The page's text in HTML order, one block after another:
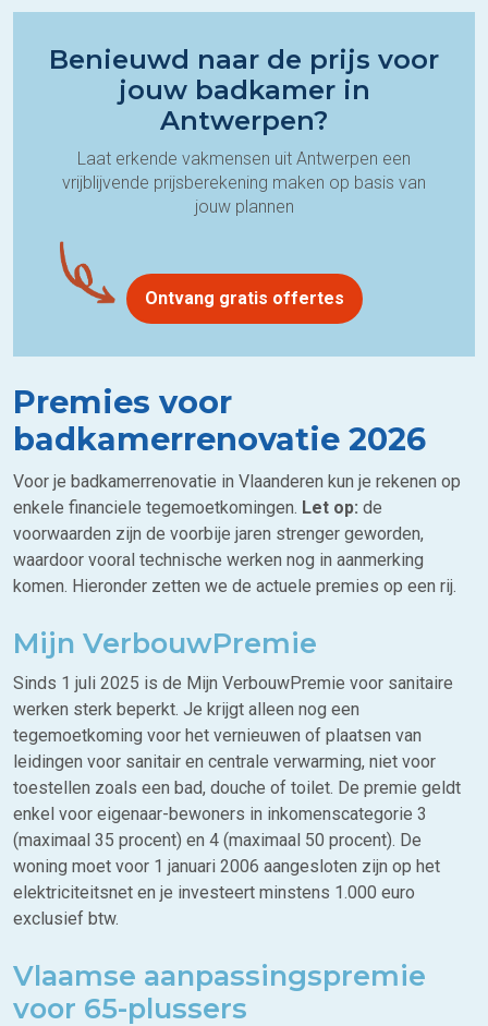
Benieuwd naar de prijs voor
jouw badkamer in
Antwerpen?
Laat erkende vakmensen uit Antwerpen een
vrijblijvende prijsberekening maken op basis van
jouw plannen
Ontvang gratis offertes
Premies voor
badkamerrenovatie 2026
Voor je badkamerrenovatie in Vlaanderen kun je rekenen op
enkele financiele tegemoetkomingen. Let op: de
voorwaarden zijn de voorbije jaren strenger geworden,
waardoor vooral technische werken nog in aanmerking
komen. Hieronder zetten we de actuele premies op een rij.
Mijn VerbouwPremie
Sinds 1 juli 2025 is de Mijn VerbouwPremie voor sanitaire
werken sterk beperkt. Je krijgt alleen nog een
tegemoetkoming voor het vernieuwen of plaatsen van
leidingen voor sanitair en centrale verwarming, niet voor
toestellen zoals een bad, douche of toilet. De premie geldt
enkel voor eigenaar-bewoners in inkomenscategorie 3
(maximaal 35 procent) en 4 (maximaal 50 procent). De
woning moet voor 1 januari 2006 aangesloten zijn op het
elektriciteitsnet en je investeert minstens 1.000 euro
exclusief btw.
Vlaamse aanpassingspremie
voor 65-plussers